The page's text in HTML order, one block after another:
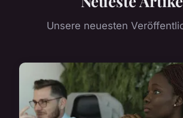
Unsere neuesten